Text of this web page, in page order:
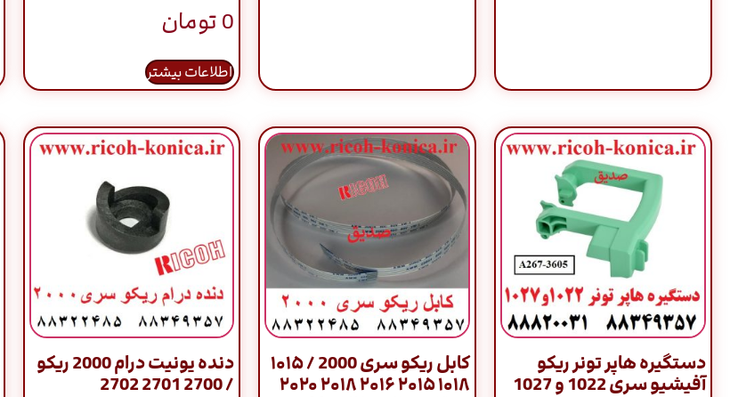
0تومان
اطلاعات بیشتر
دستگیره هاپر تونر ریکو
آفیشیو سری 1022 و 1027
کابل ریکو سری 2000 / ۱۰۱۵
۱۰۱۸ ۲۰۱۵ ۲۰۱۶ ۲۰۱۸ ۲۰۲۰
دنده یونیت درام 2000 ریکو
/ 2700 2701 2702